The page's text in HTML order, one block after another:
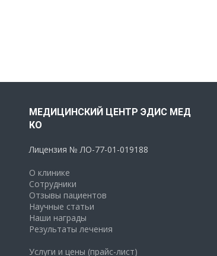
МЕДИЦИНСКИЙ ЦЕНТР ЭДИС МЕД
КО
Лицензия № ЛО-77-01-019188
О клинике
Сотрудники
Отзывы пациентов
Научные статьи
Наши награды
Результаты лечения
Услуги и цены (прайс-лист)